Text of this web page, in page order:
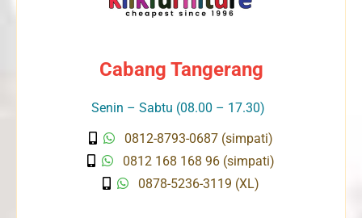
Cabang Tangerang
Senin – Sabtu (08.00 – 17.30)
0812-8793-0687 (simpati)
0812 168 168 96 (simpati)
0878-5236-3119 (XL)